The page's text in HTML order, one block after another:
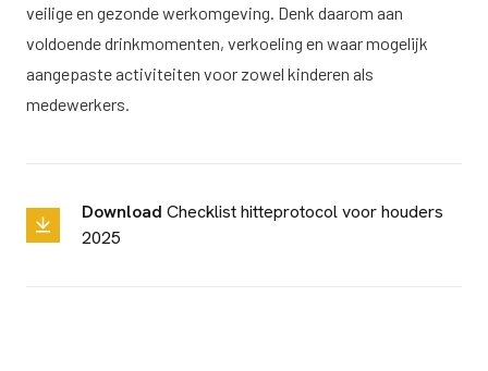
veilige en gezonde werkomgeving. Denk daarom aan
voldoende drinkmomenten, verkoeling en waar mogelijk
aangepaste activiteiten voor zowel kinderen als
medewerkers.
Download Checklist hitteprotocol voor houders
2025